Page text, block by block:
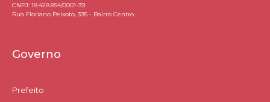
CNPJ: 18.428.854/0001-39
Rua Floriano Peixoto, 395 - Bairro Centro
Governo
Prefeito